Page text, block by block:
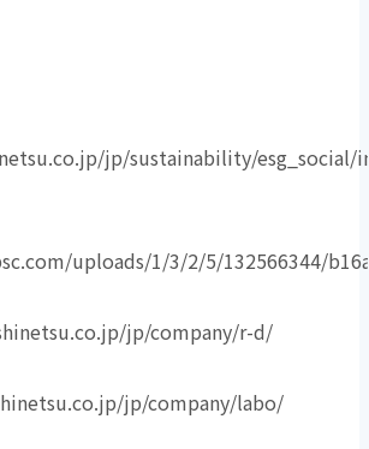
jp/sustainability/
uploads/1/3/2/5/132566344/
jp/company/r-d/
jp/company/labo/